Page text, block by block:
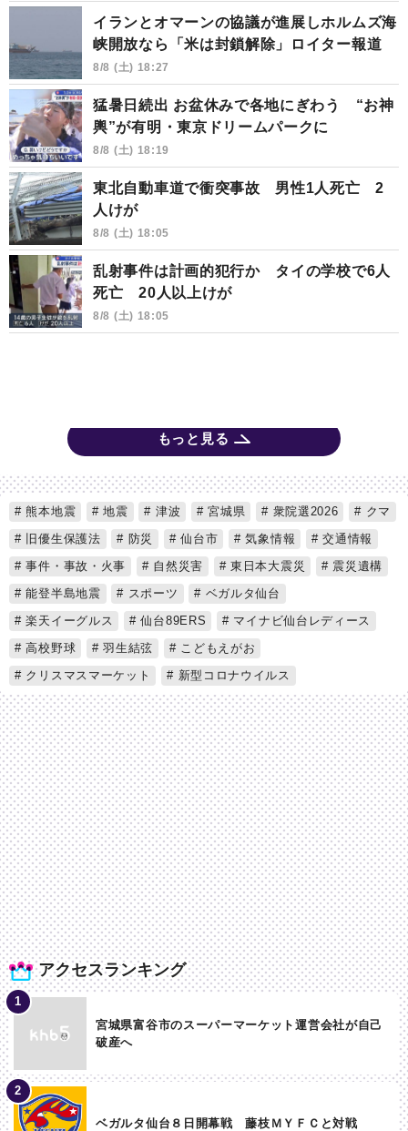
イランとオマーンの協議が進展しホルムズ海
峡開放なら「米は封鎖解除」ロイター報道
8/8 (土) 18:27
猛暑日続出 お盆休みで各地にぎわう “お神
輿”が有明・東京ドリームパークに
8/8 (土) 18:19
東北自動車道で衝突事故 男性1人死亡 2
人けが
8/8 (土) 18:05
乱射事件は計画的犯行か タイの学校で6人
死亡 20人以上けが
8/8 (土) 18:05
もっと見る
アクセスランキング
宮城県富谷市のスーパーマーケット運営会社が自己
破産へ
ベガルタ仙台８日開幕戦 藤枝ＭＹＦＣと対戦
熊本地震 地震 津波 宮城県 衆院選2026
クマ
旧優生保護法
防災 仙台市 気象情報
交通情報
事件・事故・火事
自然災害 東日本大震災
震災遺構
能登半島地震
スポーツ
ベガルタ仙台
楽天イーグルス
仙台89ERS
マイナビ仙台レディース
高校野球
羽生結弦
こどもえがお
クリスマスマーケット
新型コロナウイルス